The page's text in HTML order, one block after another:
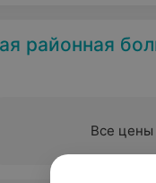
Все цены